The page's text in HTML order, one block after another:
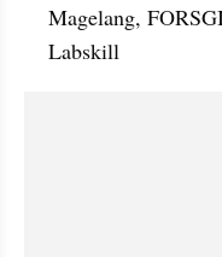
Magelang,
Labskill